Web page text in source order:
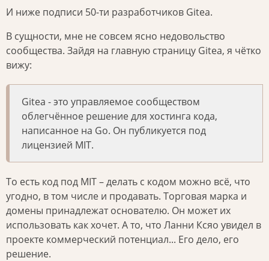
И ниже подписи 50-ти разработчиков Gitea.
В сущности, мне не совсем ясно недовольство
сообщества. Зайдя на главную страницу Gitea, я чётко
вижу:
Gitea - это управляемое сообществом
облегчённое решение для хостинга кода,
написанное на Go. Он публикуется под
лицензией MIT.
То есть код под MIT – делать с кодом можно всё, что
угодно, в том числе и продавать. Торговая марка и
домены принадлежат основателю. Он может их
использовать как хочет. А то, что Ланни Ксяо увидел в
проекте коммерческий потенциал... Его дело, его
решение.